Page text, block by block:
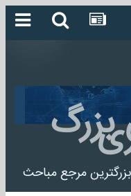
بزرگ
مرجع مباحث